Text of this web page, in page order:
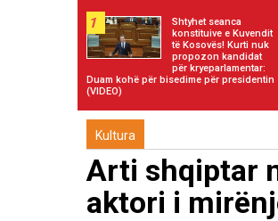
1
Shtyhet seanca
konstituive e Kuvendit
të Kosovës! Kurti nuk
propozon kandidat
për kryeparlamentar:
Duam kohë për bisedime për presidentin
(VIDEO)
Kultura
Arti shqiptar
aktori i